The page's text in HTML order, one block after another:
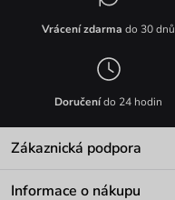
Vrácení zdarma do 30 dnů
Doručenído 24 hodin
Zákaznická podpora
Informace o nákupu